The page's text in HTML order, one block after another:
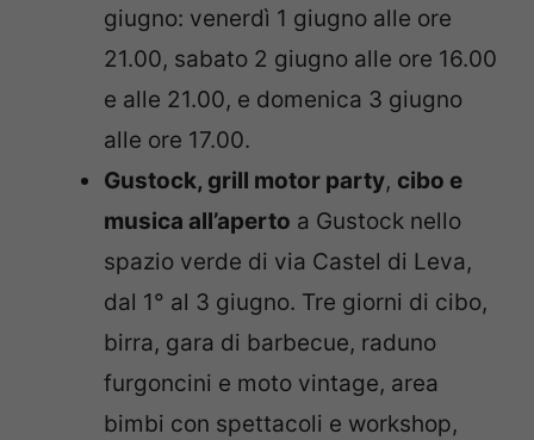
giugno: venerdì 1 giugno alle ore
21.00, sabato 2 giugno alle ore 16.00
e alle 21.00, e domenica 3 giugno
alle ore 17.00.
Gustock, grill motor party, cibo e
musica all’aperto a Gustock nello
spazio verde di via Castel di Leva,
dal 1° al 3 giugno. Tre giorni di cibo,
birra, gara di barbecue, raduno
furgoncini e moto vintage, area
bimbi con spettacoli e workshop,